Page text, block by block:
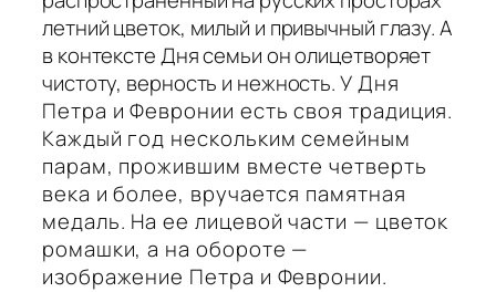
летний цветок, милый и привычный глазу. А
в контексте Дня семьи он олицетворяет
чистоту, верность и нежность.У Дня
Петра и Февронии есть своя традиция.
Каждый год нескольким семейным
парам, прожившим вместе четверть
века и более, вручается памятная
медаль. На ее лицевой части — цветок
ромашки, а на обороте —
изображение Петра и Февронии.